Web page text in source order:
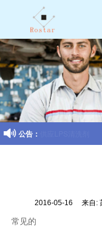
首页
公司介绍
产品展示
新闻动态
图库展示
 公告：
2016-05-16 来自:
常见的